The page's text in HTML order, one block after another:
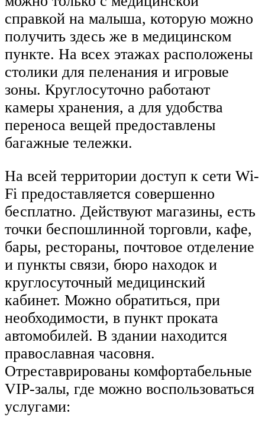
справкой на малыша, которую можно
получить здесь же в медицинском
пункте. На всех этажах расположены
столики для пеленания и игровые
зоны. Круглосуточно работают
камеры хранения, а для удобства
переноса вещей предоставлены
багажные тележки.
На всей территории доступ к сети Wi-
Fi предоставляется совершенно
бесплатно. Действуют магазины, есть
точки беспошлинной торговли, кафе,
бары, рестораны, почтовое отделение
и пункты связи, бюро находок и
круглосуточный медицинский
кабинет. Можно обратиться, при
необходимости, в пункт проката
автомобилей. В здании находится
православная часовня.
Отреставрированы комфортабельные
VIP-залы, где можно воспользоваться
услугами: